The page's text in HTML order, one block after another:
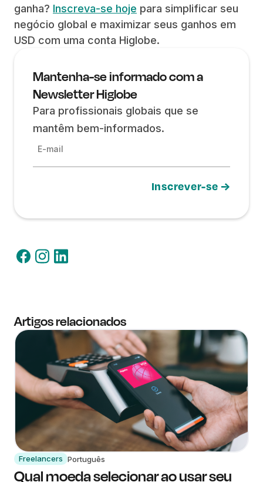
ganha? Inscreva-se hoje para simplificar seu
negócio global e maximizar seus ganhos em
USD com uma conta Higlobe.
Mantenha-se informado com a
Newsletter Higlobe
Para profissionais globais que se
mantêm bem-informados.
E-mail
Artigos relacionados
Freelancers Português
Qual moeda selecionar ao usar seu